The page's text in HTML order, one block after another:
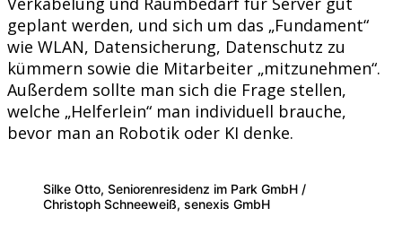
geplant werden, und sich um das „Fundament“
wie WLAN, Datensicherung, Datenschutz zu
kümmern sowie die Mitarbeiter „mitzunehmen“.
Außerdem sollte man sich die Frage stellen,
welche „Helferlein“ man individuell brauche,
bevor man an Robotik oder KI denke.
Silke Otto, Seniorenresidenz im Park GmbH /
Christoph Schneeweiß, senexis GmbH